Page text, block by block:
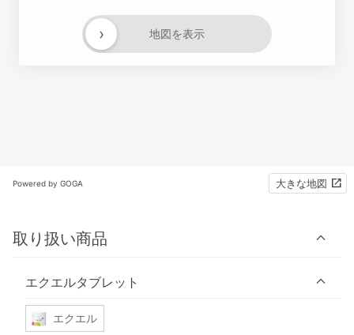
地図を表示
›
Powered by GOGA 大きな地図
取り扱い商品
エクエルタブレット
エクエル